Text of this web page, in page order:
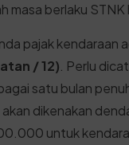
masa berlaku STNK
pajak kendaraan
/ 12) . Perlu
satu bulan
dikenakan
untuk